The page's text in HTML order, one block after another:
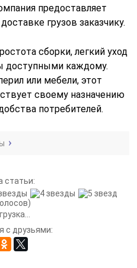
предоставляет
грузов заказчику.
сборки, легкий уход
доступными каждому.
или мебели, этот
своему назначению
потребителей.
статьи:
с друзьями: